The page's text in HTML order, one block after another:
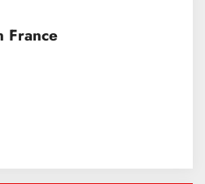
France